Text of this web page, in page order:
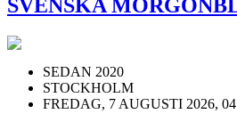
SVENSKA
SEDAN 2020
STOCKHOLM
FREDAG, 7 AUGUSTI 2026,